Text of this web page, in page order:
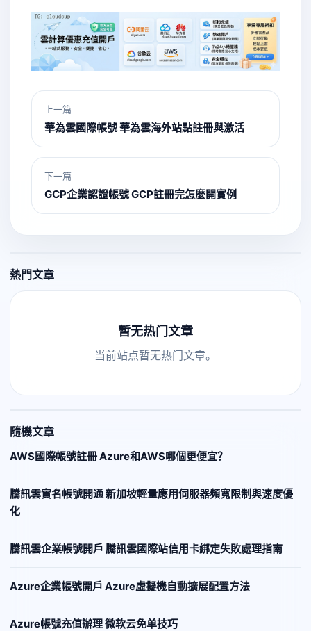
上一篇
華為雲國際帳號 華為雲海外站點註冊與激活
下一篇
GCP企業認證帳號 GCP註冊完怎麼開實例
熱門文章
暂无热门文章
当前站点暂无热门文章。
隨機文章
AWS國際帳號註冊 Azure和AWS哪個更便宜？
騰訊雲實名帳號開通 新加坡輕量應用伺服器頻寬限制與速度優
化
騰訊雲企業帳號開戶 騰訊雲國際站信用卡綁定失敗處理指南
Azure企業帳號開戶 Azure虛擬機自動擴展配置方法
Azure帳號充值辦理 微软云免单技巧